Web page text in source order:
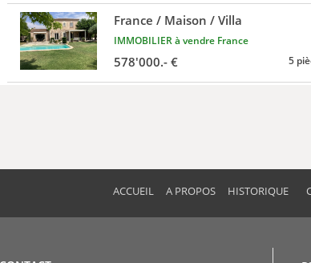
IMMOBILIER à vendre France
578'000.- € 5
France / Maison / Villa
ACCUEIL A PROPOS HISTORIQUE